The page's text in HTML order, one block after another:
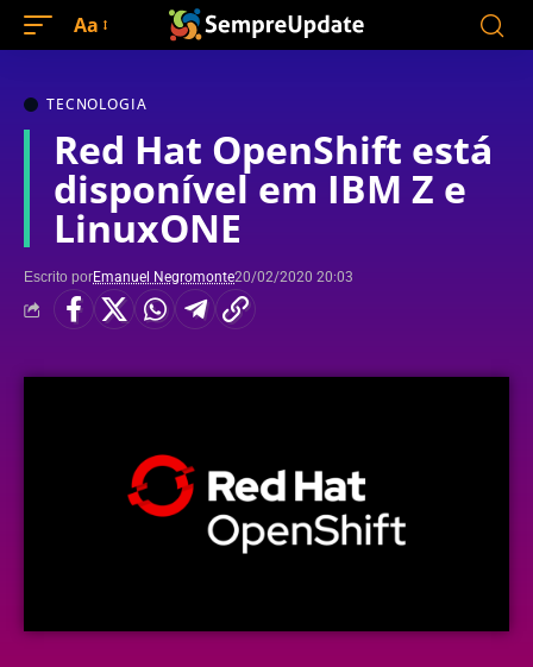
Aa
TECNOLOGIA
Red Hat OpenShift está
disponível em IBM Z e
LinuxONE
Escrito porEmanuel Negromonte20/02/2020 20:03